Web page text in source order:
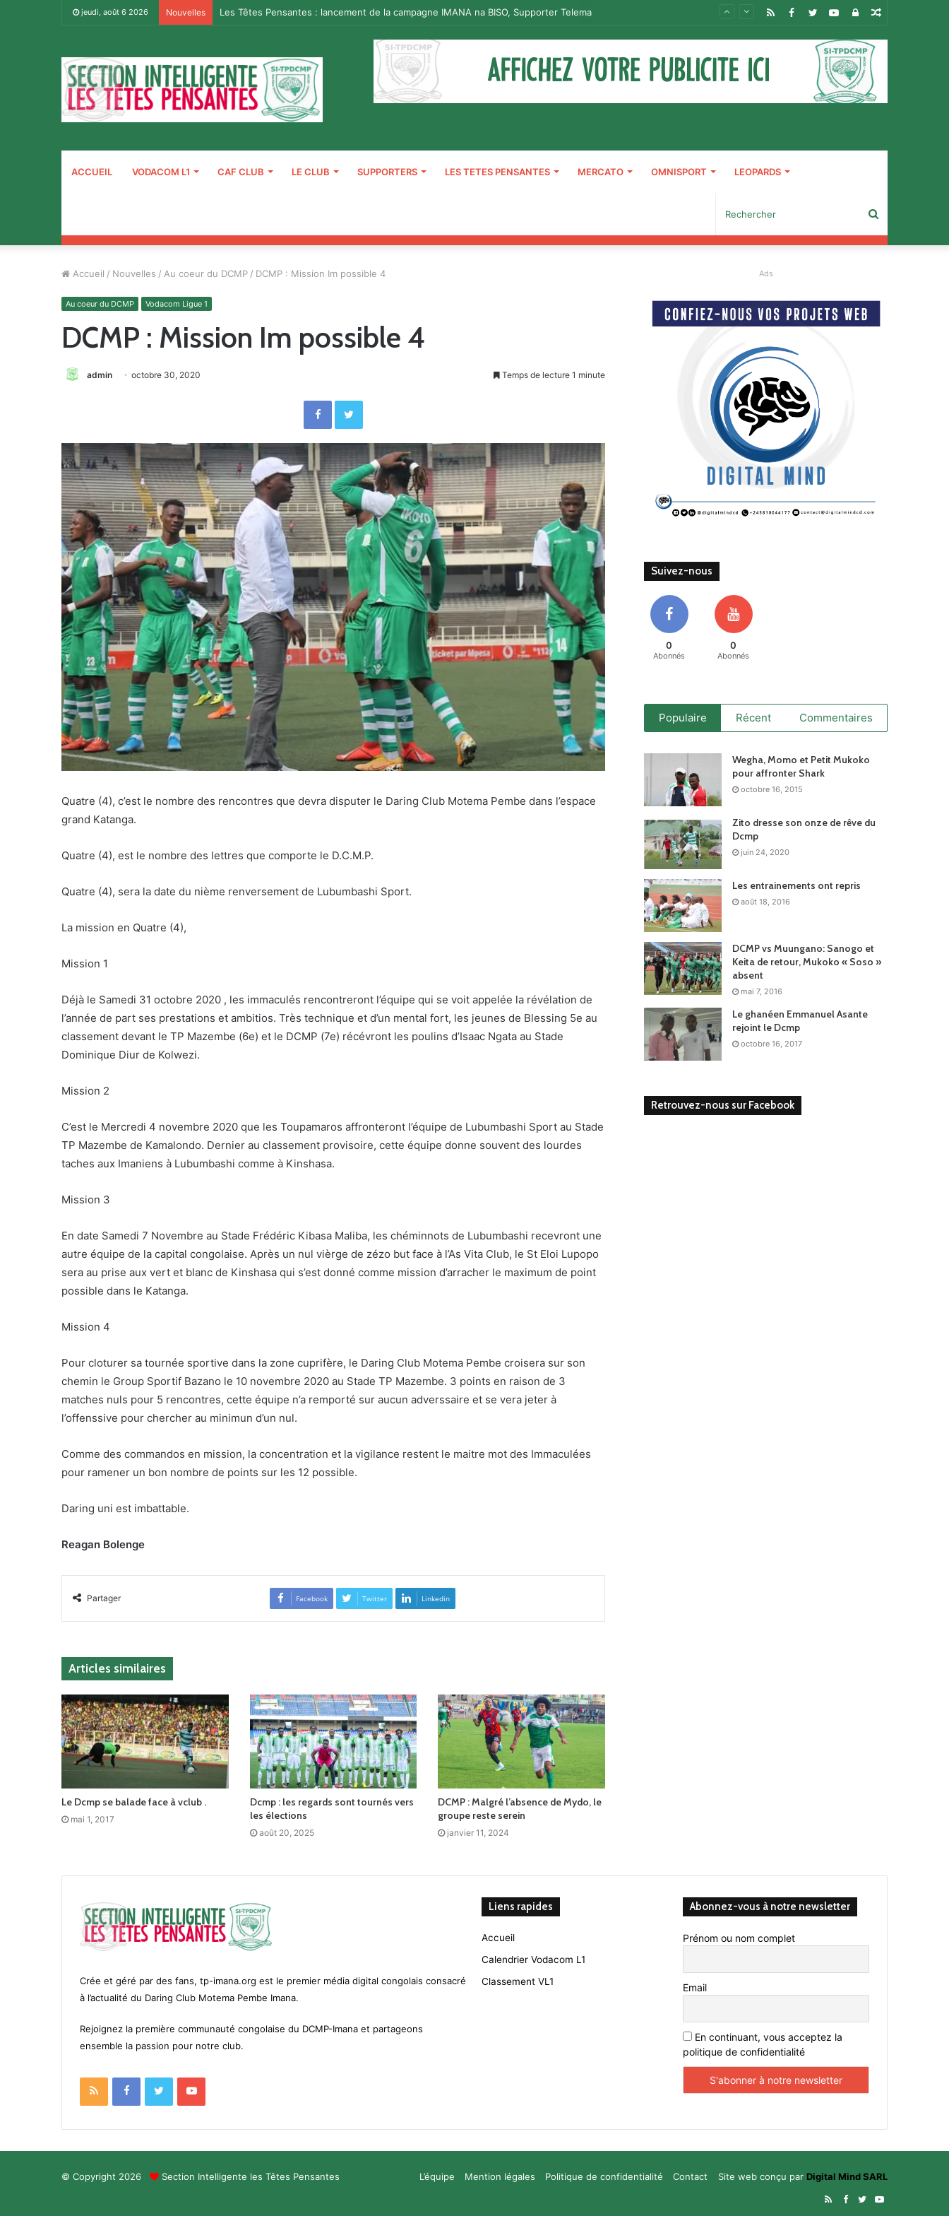
jeudi, août 6 2026 Nouvelles Les Têtes Pensantes : lancement de la campagne IMANA na BISO, Supporter Telema Article
Connexion
YouTube
Twitter
Facebook
RSS
ACCUEIL VODACOM L1 CAF CLUB LE CLUB SUPPORTERS LES TETES PENSANTES MERCATO OMNISPORT LEOPARDS
Accueil / Nouvelles / Au coeur du DCMP / DCMP : Mission Im possible 4
Au coeur du DCMP Vodacom Ligue 1
DCMP : Mission Im possible 4
admin octobre 30, 2020 Temps de lecture 1 minute
FacebookTwitter
Quatre (4), c’est le nombre des rencontres que devra disputer le Daring Club Motema Pembe dans l’espace
grand Katanga.
Quatre (4), est le nombre des lettres que comporte le D.C.M.P.
Quatre (4), sera la date du nième renversement de Lubumbashi Sport.
La mission en Quatre (4),
Mission 1
Déjà le Samedi 31 octobre 2020 , les immaculés rencontreront l’équipe qui se voit appelée la révélation de
l’année de part ses prestations et ambitios. Très technique et d’un mental fort, les jeunes de Blessing 5e au
classement devant le TP Mazembe (6e) et le DCMP (7e) récévront les poulins d’Isaac Ngata au Stade
Dominique Diur de Kolwezi.
Mission 2
C’est le Mercredi 4 novembre 2020 que les Toupamaros affronteront l’équipe de Lubumbashi Sport au Stade
TP Mazembe de Kamalondo. Dernier au classement provisoire, cette équipe donne souvent des lourdes
taches aux Imaniens à Lubumbashi comme à Kinshasa.
Mission 3
En date Samedi 7 Novembre au Stade Frédéric Kibasa Maliba, les chéminnots de Lubumbashi recevront une
autre équipe de la capital congolaise. Après un nul vièrge de zézo but face à l’As Vita Club, le St Eloi Lupopo
sera au prise aux vert et blanc de Kinshasa qui s’est donné comme mission d’arracher le maximum de point
possible dans le Katanga.
Mission 4
Pour cloturer sa tournée sportive dans la zone cuprifère, le Daring Club Motema Pembe croisera sur son
chemin le Group Sportif Bazano le 10 novembre 2020 au Stade TP Mazembe. 3 points en raison de 3
matches nuls pour 5 rencontres, cette équipe n’a remporté sur aucun adverssaire et se vera jeter à
l’offenssive pour chercher au minimun d’un nul.
Comme des commandos en mission, la concentration et la vigilance restent le maitre mot des Immaculées
pour ramener un bon nombre de points sur les 12 possible.
Daring uni est imbattable.
Reagan Bolenge
Partager Facebook Twitter Linkedin
Articles similaires
Le Dcmp se balade face à vclub .
mai 1, 2017
Dcmp : les regards sont tournés vers
les élections
août 20, 2025
DCMP : Malgré l’absence de Mydo, le
groupe reste serein
janvier 11, 2024
Ads
Suivez-nous
0
Abonnés
0
Abonnés
Populaire Récent Commentaires
Wegha, Momo et Petit Mukoko
pour affronter Shark
octobre 16, 2015
Zito dresse son onze de rêve du
Dcmp
juin 24, 2020
Les entrainements ont repris
août 18, 2016
DCMP vs Muungano: Sanogo et
Keita de retour, Mukoko « Soso »
absent
mai 7, 2016
Le ghanéen Emmanuel Asante
rejoint le Dcmp
octobre 16, 2017
Retrouvez-nous sur Facebook
Crée et géré par des fans, tp-imana.org est le premier média digital congolais consacré
à l’actualité du Daring Club Motema Pembe Imana.
Rejoignez la première communauté congolaise du DCMP-Imana et partageons
ensemble la passion pour notre club.
RSS FacebookTwitterYouTube
Liens rapides
Accueil
Calendrier Vodacom L1
Classement VL1
Abonnez-vous à notre newsletter
Prénom ou nom complet
Email
En continuant, vous acceptez la
politique de confidentialité
© Copyright 2026 Section Intelligente les Têtes Pensantes Site web conçu par Digital Mind SARL
L’équipe Mention légales Politique de confidentialité
Contact
RSSFacebook
TwitterYouTube